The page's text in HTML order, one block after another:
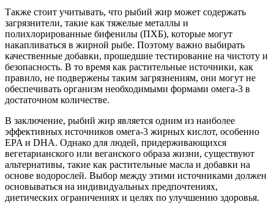
Также стоит учитывать, что рыбий жир может содержать
загрязнители, такие как тяжелые металлы и
полихлорированные бифенилы (ПХБ), которые могут
накапливаться в жирной рыбе. Поэтому важно выбирать
качественные добавки, прошедшие тестирование на чистоту и
безопасность. В то время как растительные источники, как
правило, не подвержены таким загрязнениям, они могут не
обеспечивать организм необходимыми формами омега-3 в
достаточном количестве.
В заключение, рыбий жир является одним из наиболее
эффективных источников омега-3 жирных кислот, особенно
EPA и DHA. Однако для людей, придерживающихся
вегетарианского или веганского образа жизни, существуют
альтернативы, такие как растительные масла и добавки на
основе водорослей. Выбор между этими источниками должен
основываться на индивидуальных предпочтениях,
диетических ограничениях и целях по улучшению здоровья.